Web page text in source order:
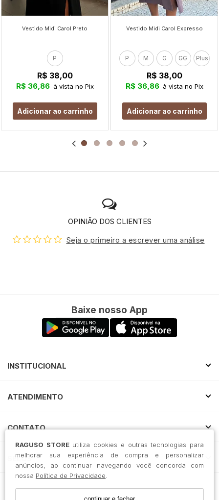
RAGUSO STOREutiliza cookies e outras tecnologias para
melhorar sua experiência de compra e personalizar
anúncios, ao continuar navegando você concorda com
nossa Política de Privacidade
Vestido Midi Carol Preto
P
R$ 38,00
R$ 36,86 à vista no Pix
Adicionar ao carrinho
Vestido Midi Carol Expresso
P M G GG Plus
R$ 38,00
R$ 36,86 à vista no Pix
Adicionar ao carrinho
OPINIÃO DOS CLIENTES
Seja o primeiro a escrever uma análise
Baixe nosso App
INSTITUCIONAL
ATENDIMENTO
CONTATO
SELOS
RAGUSO ATACADO LTDA / CNPJ: 45.936.777/0001-09